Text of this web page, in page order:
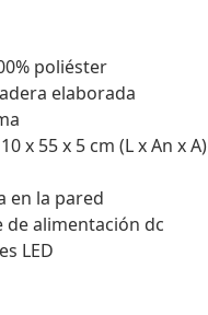
poliéster
elaborada
x 55 x 5 cm (L x An x A)
en la pared
de alimentación dc
LED